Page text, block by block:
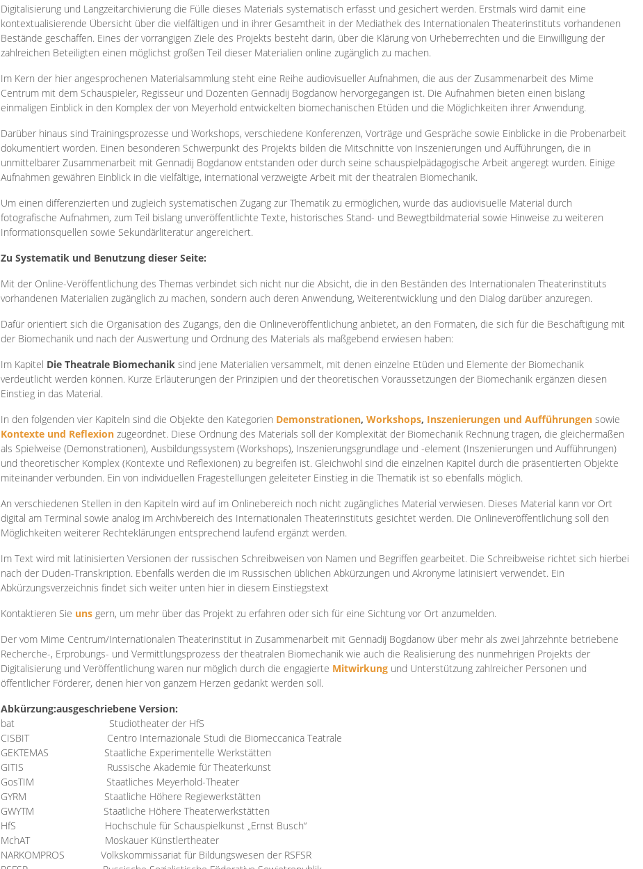
Digitalisierung und Langzeitarchivierung die Fülle dieses Materials systematisch erfasst und gesichert werden. Erstmals wird damit eine
kontextualisierende Übersicht über die vielfältigen und in ihrer Gesamtheit in der Mediathek des Internationalen Theaterinstituts vorhandenen
Bestände geschaffen. Eines der vorrangigen Ziele des Projekts besteht darin, über die Klärung von Urheberrechten und die Einwilligung der
zahlreichen Beteiligten einen möglichst großen Teil dieser Materialien online zugänglich zu machen.
Im Kern der hier angesprochenen Materialsammlung steht eine Reihe audiovisueller Aufnahmen, die aus der Zusammenarbeit des Mime
Centrum mit dem Schauspieler, Regisseur und Dozenten Gennadij Bogdanow hervorgegangen ist. Die Aufnahmen bieten einen bislang
einmaligen Einblick in den Komplex der von Meyerhold entwickelten biomechanischen Etüden und die Möglichkeiten ihrer Anwendung.
Darüber hinaus sind Trainingsprozesse und Workshops, verschiedene Konferenzen, Vorträge und Gespräche sowie Einblicke in die Probenarbeit
dokumentiert worden. Einen besonderen Schwerpunkt des Projekts bilden die Mitschnitte von Inszenierungen und Aufführungen, die in
unmittelbarer Zusammenarbeit mit Gennadij Bogdanow entstanden oder durch seine schauspielpädagogische Arbeit angeregt wurden. Einige
Aufnahmen gewähren Einblick in die vielfältige, international verzweigte Arbeit mit der theatralen Biomechanik.
Um einen differenzierten und zugleich systematischen Zugang zur Thematik zu ermöglichen, wurde das audiovisuelle Material durch
fotografische Aufnahmen, zum Teil bislang unveröffentlichte Texte, historisches Stand- und Bewegtbildmaterial sowie Hinweise zu weiteren
Informationsquellen sowie Sekundärliteratur angereichert.
Zu Systematik und Benutzung dieser Seite:
Mit der Online-Veröffentlichung des Themas verbindet sich nicht nur die Absicht, die in den Beständen des Internationalen Theaterinstituts
vorhandenen Materialien zugänglich zu machen, sondern auch deren Anwendung, Weiterentwicklung und den Dialog darüber anzuregen.
Dafür orientiert sich die Organisation des Zugangs, den die Onlineveröffentlichung anbietet, an den Formaten, die sich für die Beschäftigung mit
der Biomechanik und nach der Auswertung und Ordnung des Materials als maßgebend erwiesen haben:
Im Kapitel Die Theatrale Biomechanik sind jene Materialien versammelt, mit denen einzelne Etüden und Elemente der Biomechanik
verdeutlicht werden können. Kurze Erläuterungen der Prinzipien und der theoretischen Voraussetzungen der Biomechanik ergänzen diesen
Einstieg in das Material.
In den folgenden vier Kapiteln sind die Objekte den Kategorien Demonstrationen, Workshops, Inszenierungen und Aufführungen sowie
Kontexte und Reflexion zugeordnet. Diese Ordnung des Materials soll der Komplexität der Biomechanik Rechnung tragen, die gleichermaßen
als Spielweise (Demonstrationen), Ausbildungssystem (Workshops), Inszenierungsgrundlage und -element (Inszenierungen und Aufführungen)
und theoretischer Komplex (Kontexte und Reflexionen) zu begreifen ist. Gleichwohl sind die einzelnen Kapitel durch die präsentierten Objekte
miteinander verbunden. Ein von individuellen Fragestellungen geleiteter Einstieg in die Thematik ist so ebenfalls möglich.
An verschiedenen Stellen in den Kapiteln wird auf im Onlinebereich noch nicht zugängliches Material verwiesen. Dieses Material kann vor Ort
digital am Terminal sowie analog im Archivbereich des Internationalen Theaterinstituts gesichtet werden. Die Onlineveröffentlichung soll den
Möglichkeiten weiterer Rechteklärungen entsprechend laufend ergänzt werden.
Im Text wird mit latinisierten Versionen der russischen Schreibweisen von Namen und Begriffen gearbeitet. Die Schreibweise richtet sich hierbei
nach der Duden-Transkription. Ebenfalls werden die im Russischen üblichen Abkürzungen und Akronyme latinisiert verwendet. Ein
Abkürzungsverzeichnis findet sich weiter unten hier in diesem Einstiegstext
Kontaktieren Sie uns gern, um mehr über das Projekt zu erfahren oder sich für eine Sichtung vor Ort anzumelden.
Der vom Mime Centrum/Internationalen Theaterinstitut in Zusammenarbeit mit Gennadij Bogdanow über mehr als zwei Jahrzehnte betriebene
Recherche-, Erprobungs- und Vermittlungsprozess der theatralen Biomechanik wie auch die Realisierung des nunmehrigen Projekts der
Digitalisierung und Veröffentlichung waren nur möglich durch die engagierte Mitwirkung und Unterstützung zahlreicher Personen und
öffentlicher Förderer, denen hier von ganzem Herzen gedankt werden soll.
Abkürzung:ausgeschriebene Version:
bat
Studiotheater der HfS
CISBIT
Centro Internazionale Studi die Biomeccanica Teatrale
GEKTEMAS
Staatliche Experimentelle Werkstätten
GITIS
Russische Akademie für Theaterkunst
GosTIM
Staatliches Meyerhold-Theater
GYRM
Staatliche Höhere Regiewerkstätten
GWYTM
Staatliche Höhere Theaterwerkstätten
HfS
Hochschule für Schauspielkunst „Ernst Busch“
MchAT
Moskauer Künstlertheater
NARKOMPROS
Volkskommissariat für Bildungswesen der RSFSR